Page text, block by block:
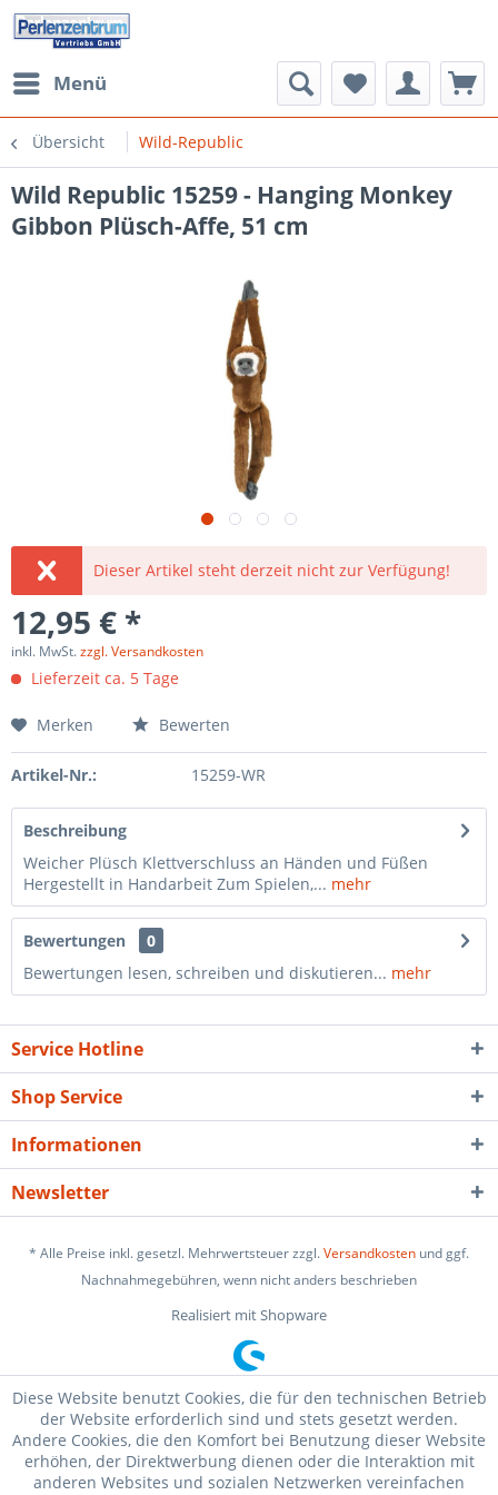
Menü
Übersicht Wild-Republic
Wild Republic 15259 - Hanging Monkey
Gibbon Plüsch-Affe, 51 cm
Dieser Artikel steht derzeit nicht zur Verfügung!
12,95 € *
inkl. MwSt.zzgl. Versandkosten
Lieferzeit ca. 5 Tage
Merken Bewerten
Artikel-Nr.: 15259-WR
Beschreibung
Weicher Plüsch Klettverschluss an Händen und Füßen
Hergestellt in Handarbeit Zum Spielen,... mehr
Bewertungen
0
Bewertungen lesen, schreiben und diskutieren... mehr
Service Hotline
Shop Service
Informationen
Newsletter
* Alle Preise inkl. gesetzl. Mehrwertsteuer zzgl.Versandkosten und ggf.
Nachnahmegebühren, wenn nicht anders beschrieben
Realisiert mit Shopware
Diese Website benutzt Cookies, die für den technischen Betrieb
der Website erforderlich sind und stets gesetzt werden.
Andere Cookies, die den Komfort bei Benutzung dieser Website
erhöhen, der Direktwerbung dienen oder die Interaktion mit
anderen Websites und sozialen Netzwerken vereinfachen